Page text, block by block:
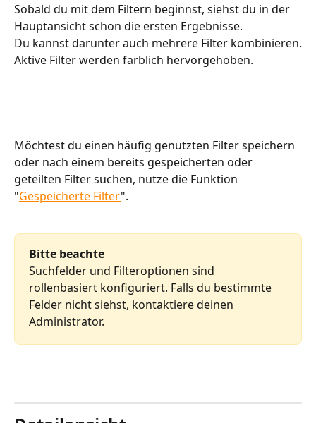
Sobald du mit dem Filtern beginnst, siehst du in der
Hauptansicht schon die ersten Ergebnisse.
Du kannst darunter auch mehrere Filter kombinieren.
Aktive Filter werden farblich hervorgehoben.
Möchtest du einen häufig genutzten Filter speichern
oder nach einem bereits gespeicherten oder
geteilten Filter suchen, nutze die Funktion
"Gespeicherte Filter".
Bitte beachte
Suchfelder und Filteroptionen sind
rollenbasiert konfiguriert. Falls du bestimmte
Felder nicht siehst, kontaktiere deinen
Administrator.